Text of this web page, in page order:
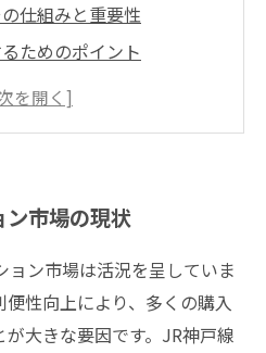
仕組みと重要性
ためのポイント
ン購入のためのチェック
市場の現状
ン市場は活況を呈していま
性向上により、多くの購入
大きな要因です。JR神戸線